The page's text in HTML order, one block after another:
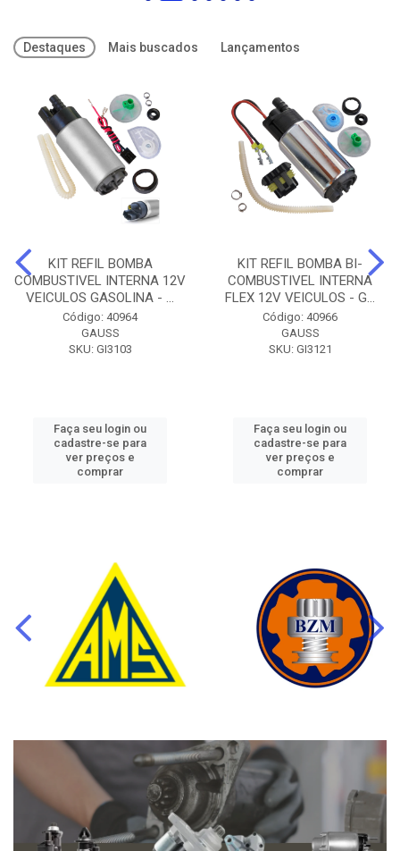
Destaques Mais buscados Lançamentos
KIT REFIL BOMBA
COMBUSTIVEL INTERNA 12V
VEICULOS GASOLINA - ...
Código: 40964
GAUSS
SKU: GI3103
Faça seu login ou
cadastre-se para
ver preços e
comprar
KIT REFIL BOMBA BI-
COMBUSTIVEL INTERNA
FLEX 12V VEICULOS - G...
Código: 40966
GAUSS
SKU: GI3121
Faça seu login ou
cadastre-se para
ver preços e
comprar